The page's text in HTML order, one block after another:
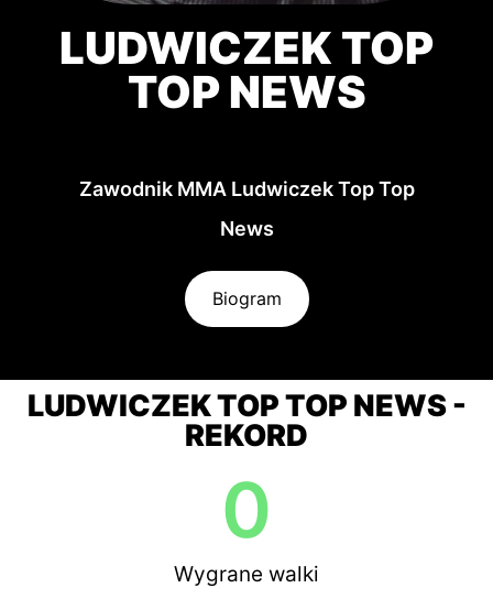
LUDWICZEK TOP
TOP NEWS
Zawodnik MMA Ludwiczek Top Top
News
Biogram
LUDWICZEK TOP TOP NEWS -
REKORD
Wygrane walki
0